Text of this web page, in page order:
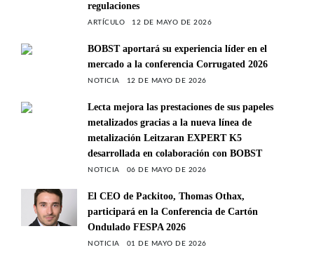
regulaciones
ARTÍCULO 12 DE MAYO DE 2026
BOBST aportará su experiencia líder en el
mercado a la conferencia Corrugated 2026
NOTICIA 12 DE MAYO DE 2026
Lecta mejora las prestaciones de sus papeles
metalizados gracias a la nueva línea de
metalización Leitzaran EXPERT K5
desarrollada en colaboración con BOBST
NOTICIA 06 DE MAYO DE 2026
El CEO de Packitoo, Thomas Othax,
participará en la Conferencia de Cartón
Ondulado FESPA 2026
NOTICIA 01 DE MAYO DE 2026